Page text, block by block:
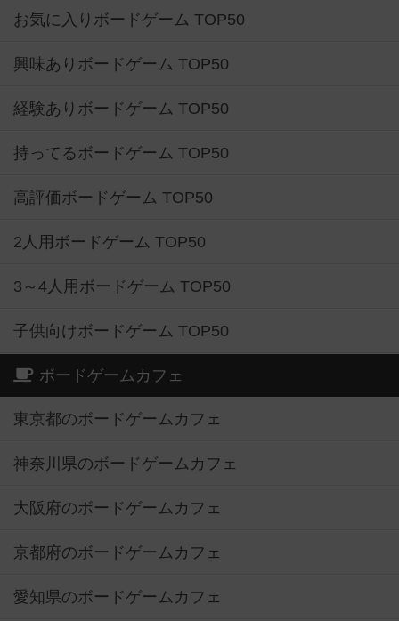
お気に入りボードゲーム TOP50
興味ありボードゲーム TOP50
経験ありボードゲーム TOP50
持ってるボードゲーム TOP50
高評価ボードゲーム TOP50
2人用ボードゲーム TOP50
3～4人用ボードゲーム TOP50
子供向けボードゲーム TOP50
ボードゲームカフェ
東京都のボードゲームカフェ
神奈川県のボードゲームカフェ
大阪府のボードゲームカフェ
京都府のボードゲームカフェ
愛知県のボードゲームカフェ